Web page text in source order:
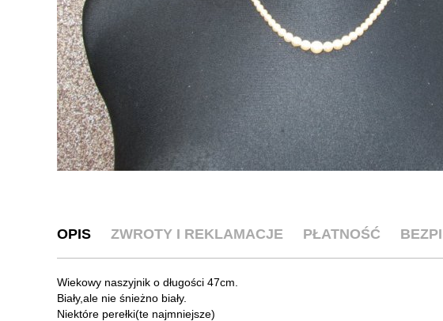
OPIS ZWROTY I REKLAMACJE PŁATNOŚĆ
Wiekowy naszyjnik o długości 47cm.
Biały,ale nie śnieżno biały.
Niektóre perełki(te najmniejsze)